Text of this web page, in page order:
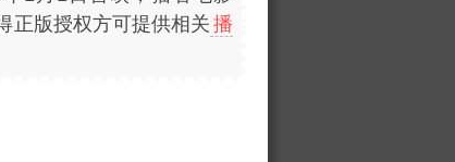
正版授权方可提供相关播